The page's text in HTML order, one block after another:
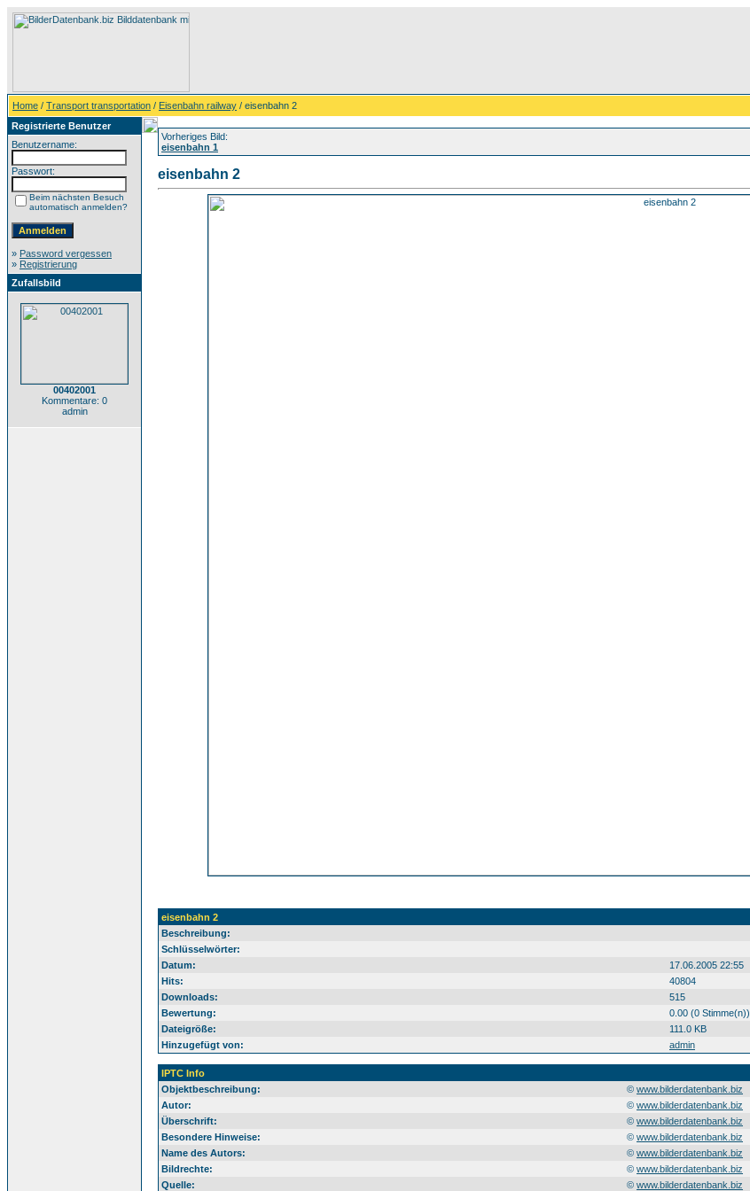
Home / Transport transportation / Eisenbahn railway / eisenbahn 2
Registrierte Benutzer
Benutzername:
Passwort:
Beim nächsten Besuch
automatisch anmelden?
» Password vergessen
» Registrierung
Zufallsbild
00402001
Kommentare: 0
admin
Vorheriges Bild:
eisenbahn 1
eisenbahn 2
eisenbahn 2
Beschreibung:
Schlüsselwörter:
Datum:
17.06.2005 22:55
Hits:
40804
Downloads:
515
Bewertung:
0.00 (0 Stimme(n))
Dateigröße:
111.0 KB
Hinzugefügt von:
admin
IPTC Info
Objektbeschreibung:
© www.bilderdatenbank.biz
Autor:
© www.bilderdatenbank.biz
Überschrift:
© www.bilderdatenbank.biz
Besondere Hinweise:
© www.bilderdatenbank.biz
Name des Autors:
© www.bilderdatenbank.biz
Bildrechte:
© www.bilderdatenbank.biz
Quelle:
© www.bilderdatenbank.biz